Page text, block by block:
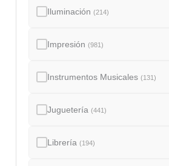
Iluminación(214)
Impresión(981)
Instrumentos Musicales(131)
Juguetería(441)
Librería(194)